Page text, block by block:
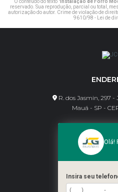
O conteúdo do texto " Instalação de Forro
reservado. Sua reprodução, parcial ou total,
autorização do autor. Crime de violação de
9610/98 - Lei de
R. dos Jasmin, 297
Mauá - SP -
(11)
Olá!
Insira seu